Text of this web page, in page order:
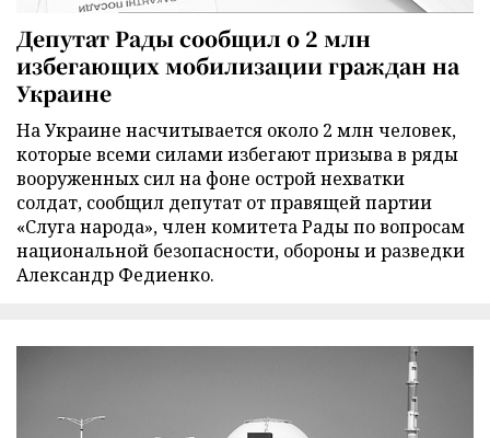
Депутат Рады сообщил о 2 млн
избегающих мобилизации граждан на
Украине
На Украине насчитывается около 2 млн человек,
которые всеми силами избегают призыва в ряды
вооруженных сил на фоне острой нехватки
солдат, сообщил депутат от правящей партии
«Слуга народа», член комитета Рады по вопросам
национальной безопасности, обороны и разведки
Александр Федиенко.